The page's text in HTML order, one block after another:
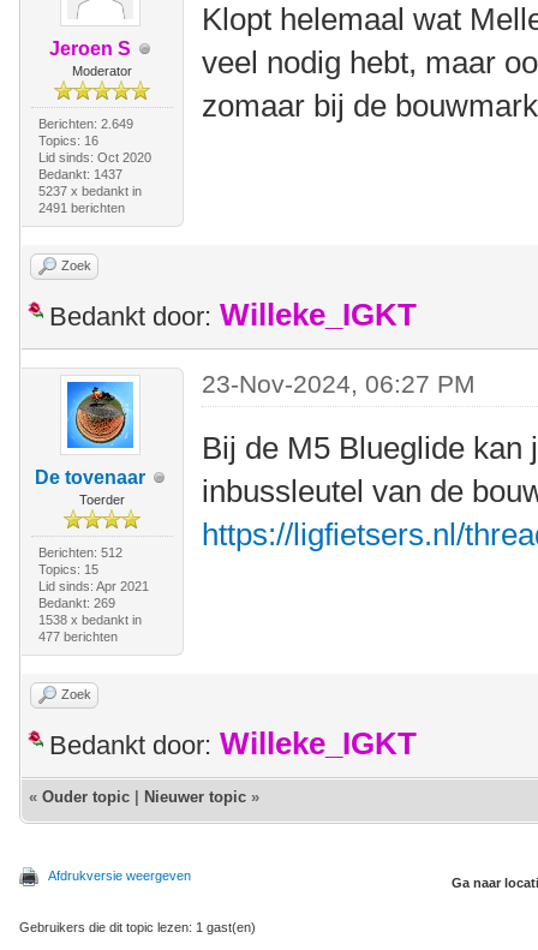
Jeroen S
Moderator
Berichten: 2.649
Topics: 16
Lid sinds: Oct 2020
Bedankt: 1437
5237 x bedankt in
2491 berichten
Klopt helemaal wat
veel nodig hebt, maar
zomaar bij de
Zoek
Bedankt door: Willeke_IGKT
De tovenaar
Toerder
Berichten: 512
Topics: 15
Lid sinds: Apr 2021
Bedankt: 269
1538 x bedankt in
477 berichten
23-Nov-2024, 06:27 PM
Bij de M5 Blueglide kan
inbussleutel van de
https://ligfietsers.nl/
Zoek
Bedankt door: Willeke_IGKT
« Ouder topic Nieuwer topic »
Afdrukversie weergeven Ga naar
Gebruikers die dit topic lezen: 1 gast(en)